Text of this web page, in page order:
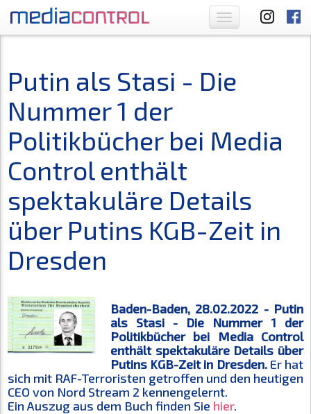
Toggle
navigation
Putin als Stasi - Die
Nummer 1 der
Politikbücher bei Media
Control enthält
spektakuläre Details
über Putins KGB-Zeit in
Dresden
Baden-Baden, 28.02.2022 - Putin
als Stasi - Die Nummer 1 der
Politikbücher bei Media Control
enthält spektakuläre Details über
Putins KGB-Zeit in Dresden. Er hat
sich mit RAF-Terroristen getroffen und den heutigen
CEO von Nord Stream 2 kennengelernt.
Ein Auszug aus dem Buch finden Sie hier.